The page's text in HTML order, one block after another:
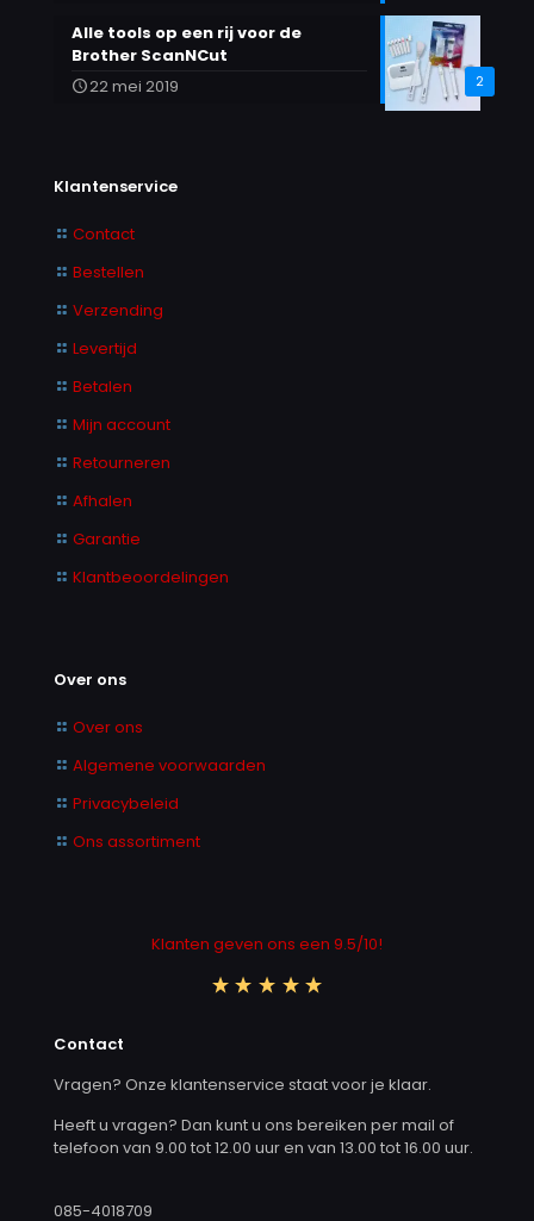
2
Alle tools op een rij voor de
Brother ScanNCut
22 mei 2019
Klantenservice
Contact
Bestellen
Verzending
Levertijd
Betalen
Mijn account
Retourneren
Afhalen
Garantie
Klantbeoordelingen
Over ons
Over ons
Algemene voorwaarden
Privacybeleid
Ons assortiment
Klanten geven ons een 9.5/10!
Contact
Vragen? Onze klantenservice staat voor je klaar.
Heeft u vragen? Dan kunt u ons bereiken per mail of
telefoon van 9.00 tot 12.00 uur en van 13.00 tot 16.00 uur.
085-4018709